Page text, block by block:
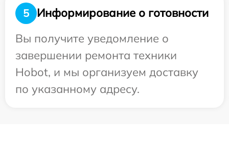
5
Информирование о готовности
Вы получите уведомление о
завершении ремонта техники
Hobot, и мы организуем доставку
по указанному адресу.